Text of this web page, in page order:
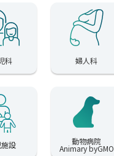
科 婦人科
設 動物病院
Animary byGMO